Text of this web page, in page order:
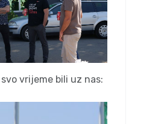
vrijeme bili uz nas: